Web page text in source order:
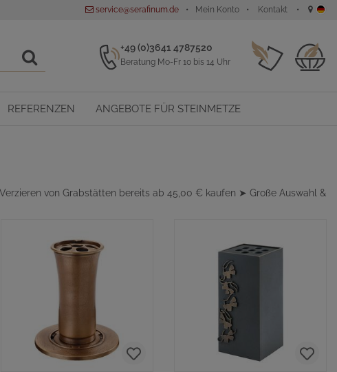
service@serafinum.de Mein Konto Kontakt
+49 (0)3641 4787520
Beratung Mo-Fr 10 bis 14 Uhr
REFERENZEN ANGEBOTE FÜR STEINMETZE
von Grabstätten bereits ab 45,00 € kaufen ➤ Große Auswahl &